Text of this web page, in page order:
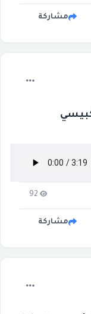
مشاركة
92
مشاركة